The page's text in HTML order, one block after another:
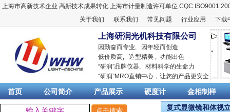
上海市高新技术企业 高新技术成果转化 上海市计量制造许可单位 CQC
关于我们
联系我们 常见问题 行业应用 下载
上海研润光机科技有限公司
因勤奋而专业, 因年轻而创造
低价质高, 造型精美 , 功能出色
“研润”品牌仪器, 材料科学的生命力
“研润”MRO直销中心，让您的产品更安全
首页 公司简介 产品展示 硬度计 金相制样
复式显微镜和体视